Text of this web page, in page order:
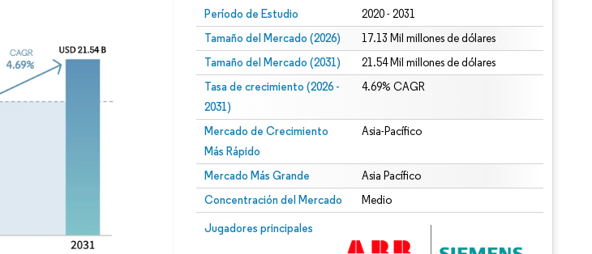
Período de Estudio 2020 - 2031
Tamaño del Mercado (2026) 17.13 Mil millones de dólares
Tamaño del Mercado (2031) 21.54 Mil millones de dólares
Tasa de crecimiento (2026 -
2031)
4.69% CAGR
Mercado de Crecimiento
Más Rápido
Asia-Pacífico
Mercado Más Grande Asia Pacífico
Concentración del Mercado Medio
Jugadores principales
Imagen © Mordor Intelligence. El uso requiere atribución según CC BY 4.0.
Imagen © Mordor Intelligence. El uso requiere atribución según CC BY 4.0.